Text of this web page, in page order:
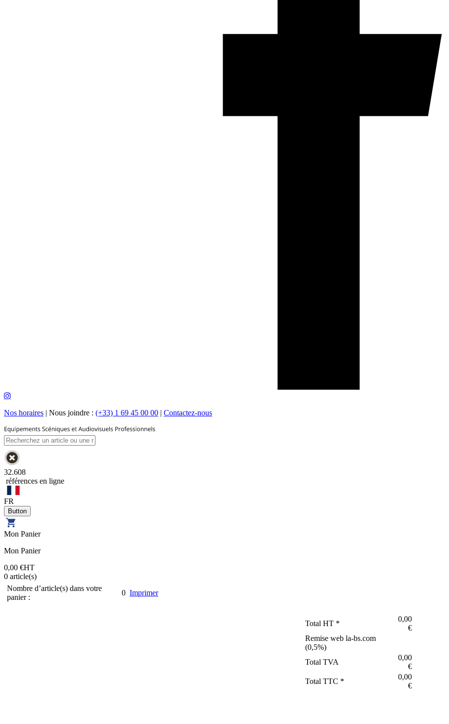
Nos horaires | Nous joindre : (+33) 1 69 45 00 00 | Contactez-nous
32.608
références en ligne
FR
Mon Panier
Mon Panier
0,00 €HT
0 article(s)
Nombre d’article(s) dans votre
panier :
0 Imprimer
Total HT *
0,00
€
Remise web la-bs.com
(0,5%)
Total TVA
0,00
€
Total TTC *
0,00
€